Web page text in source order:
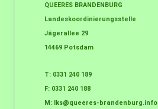
QUEERES BRANDENBURG
Landeskoordinierungsstelle
Jägerallee 29
14469 Potsdam
T: 0331 240 189
F: 0331 240 188
M:
lks@queeres-brandenburg.info